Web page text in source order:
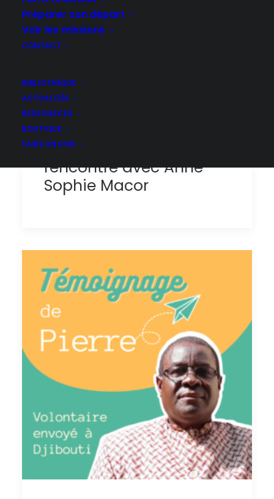
Préparer son départ
Voir les missions
CONTACT
BIBLIOTHÈQUE
ACTUALITÉS
RESSOURCES
BOUTIQUE
FAIRE UN DON
Gros plan sur les
volontaires du Défap :
rencontre avec Anne-
Sophie Macor